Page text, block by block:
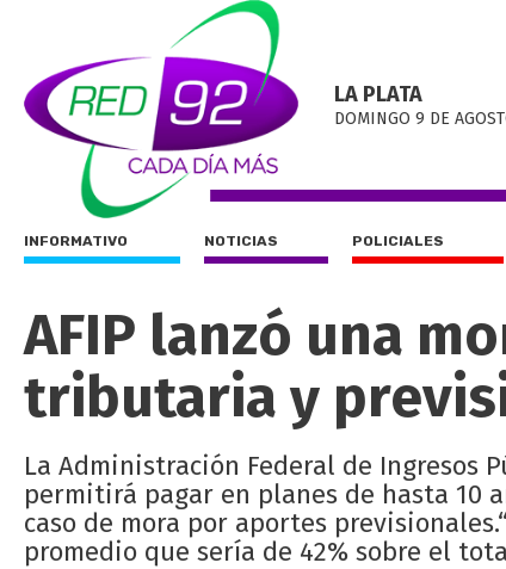
LA PLATA
DOMINGO 9 DE
INFORMATIVO NOTICIAS POLICIALES
AFIP lanzó una
tributaria y
La Administración Federal de Ingresos
permitirá pagar en planes de hasta 10
caso de mora por aportes
promedio que sería de 42% sobre el